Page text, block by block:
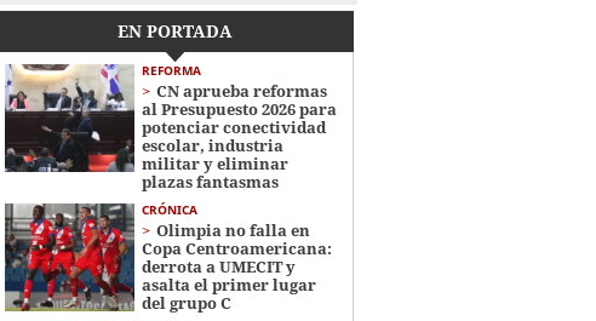
EN PORTADA
REFORMA
CN aprueba reformas
al Presupuesto 2026 para
potenciar conectividad
escolar, industria
militar y eliminar
plazas fantasmas
CRÓNICA
Olimpia no falla en
Copa Centroamericana:
derrota a UMECIT y
asalta el primer lugar
del grupo C